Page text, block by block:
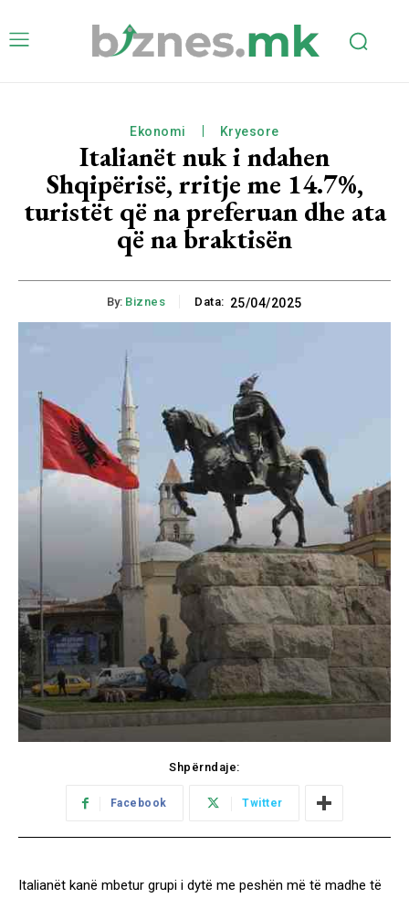
Ekonomi Kryesore
Italianët nuk i ndahen
Shqipërisë, rritje me 14.7%,
turistët që na preferuan dhe ata
që na braktisën
By: Biznes Data: 25/04/2025
Shpërndaje:
Facebook Twitter
Italianët kanë mbetur grupi i dytë me peshën më të madhe të